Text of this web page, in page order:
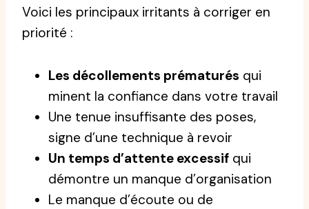
Voici les principaux irritants à corriger en
priorité :
Les décollements prématurés qui
minent la confiance dans votre travail
Une tenue insuffisante des poses,
signe d’une technique à revoir
Un temps d’attente excessif qui
démontre un manque d’organisation
Le manque d’écoute ou de